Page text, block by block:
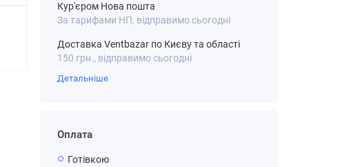
Кур'єром Нова пошта
За тарифами НП, відправимо сьогодні
Доставка Ventbazar по Києву та області
150 грн., відправимо сьогодні
Детальніше
Оплата
Готівкою